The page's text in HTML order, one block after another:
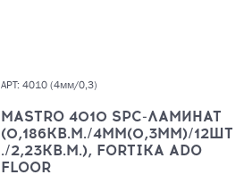
АРТ: 4010 (4мм/0,3)
MASTRO 4010 SPC-ЛАМИНАТ
(0,186КВ.М./4ММ(0,3ММ)/12ШТ
./2,23КВ.М.), FORTIKA ADO
FLOOR